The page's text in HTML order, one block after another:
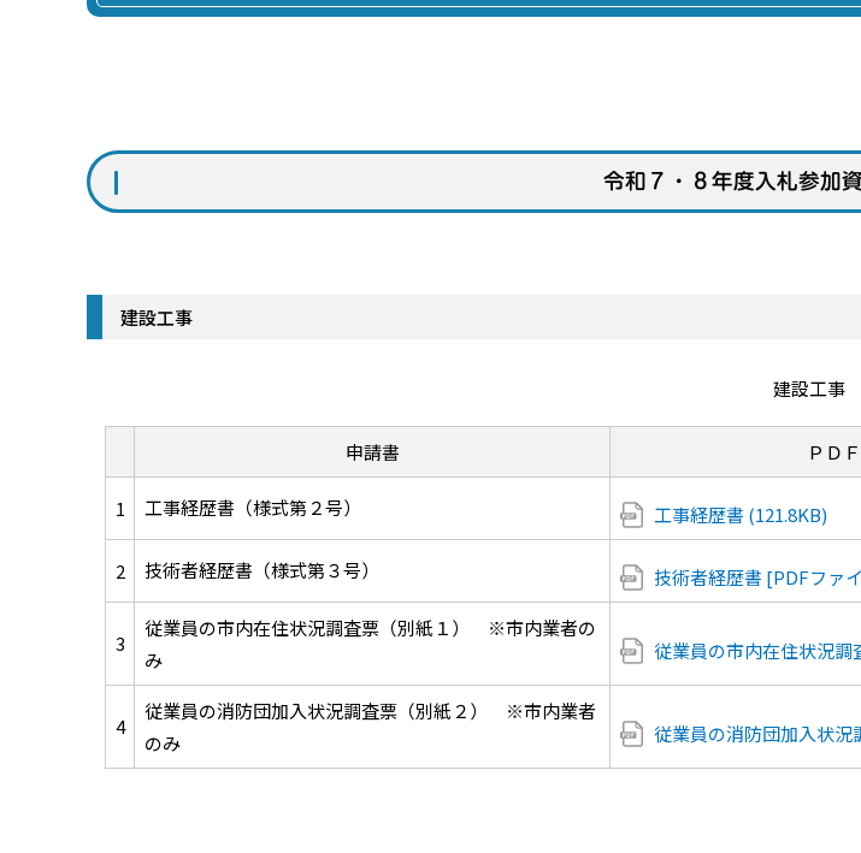
令和７・８年度入札参加
建設工事
建設工事
申請書 ＰＤＦ
1 工事経歴書（様式第２号） 工事経歴書 (121.8KB)
2 技術者経歴書（様式第３号） 技術者経歴書 [PDFファ
3
従業員の市内在住状況調査票（別紙１） ※市内業者の
み
従業員の市内在住状況調
4
従業員の消防団加入状況調査票（別紙２） ※市内業者
のみ
従業員の消防団加入状況